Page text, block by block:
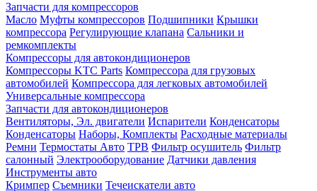
Запчасти для компрессоров
Масло Муфты компрессоров Подшипники Крышки
компрессора Регулирующие клапана Сальники и
ремкомплекты
Компрессоры для автокондиционеров
Компрессоры KTC Parts Компрессора для грузовых
автомобилей Компрессора для легковых автомобилей
Универсальные компрессора
Запчасти для автокондиционеров
Вентиляторы, Эл. двигатели Испарители Конденсаторы
Конденсаторы Наборы, Комплекты Расходные материалы
Ремни Термостаты Авто ТРВ Фильтр осушитель Фильтр
салонный Электрооборудование Датчики давления
Инструменты авто
Кримпер Съемники Течеискатели авто